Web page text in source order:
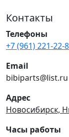
Контакты
Телефоны
+7 (961) 221-22-
Email
bibiparts@list.ru
Адрес
Новосибирск,
Часы работы